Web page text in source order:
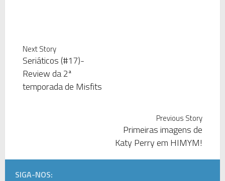
Next Story
Seriáticos (#17)-
Review da 2ª
temporada de Misfits
Previous Story
Primeiras imagens de
Katy Perry em HIMYM!
SIGA-NOS: